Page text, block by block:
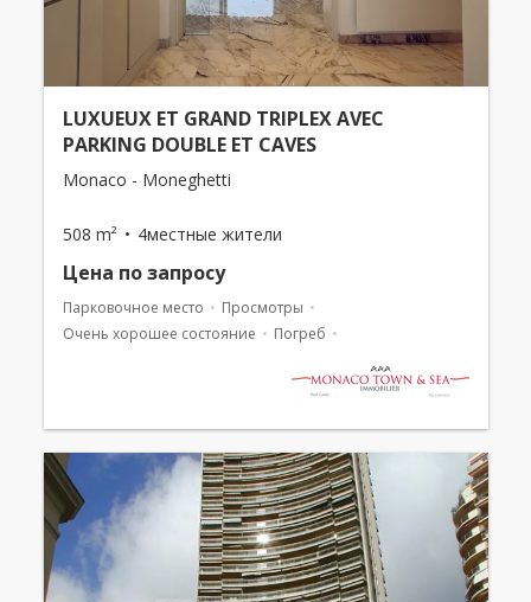
LUXUEUX ET GRAND TRIPLEX AVEC
PARKING DOUBLE ET CAVES
Monaco - Moneghetti
508 m² 4местные жители
Цена по запросу
Парковочное место
Просмотры
Очень хорошее состояние
Погреб